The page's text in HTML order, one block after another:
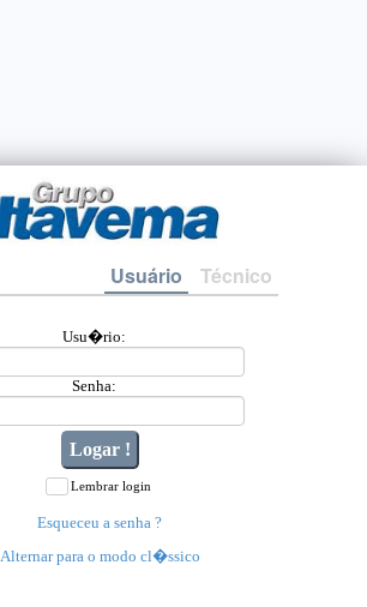
Usuário Técnico
Usu�rio:
Senha:
Lembrar login
Esqueceu a senha ?
Alternar para o modo cl�ssico